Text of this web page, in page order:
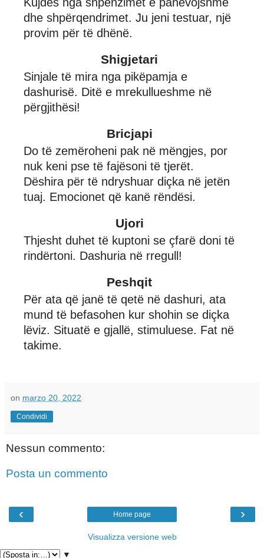
dhe shpërqendrimet. Ju jeni testuar, një
provim për të dhënë.
Shigjetari
Sinjale të mira nga pikëpamja e
dashurisë. Ditë e mrekullueshme në
përgjithësi!
Bricjapi
Do të zemëroheni pak në mëngjes, por
nuk keni pse të fajësoni të tjerët.
Dëshira për të ndryshuar diçka në jetën
tuaj. Emocionet që kanë rëndësi.
Ujori
Thjesht duhet të kuptoni se çfarë doni të
rindërtoni. Dashuria në rregull!
Peshqit
Për ata që janë të qetë në dashuri, ata
mund të befasohen kur shohin se diçka
lëviz. Situatë e gjallë, stimuluese. Fat në
takime.
on marzo 20, 2022
Condividi
Nessun commento:
Posta un commento
‹ ›
Home page
Visualizza versione web
▼